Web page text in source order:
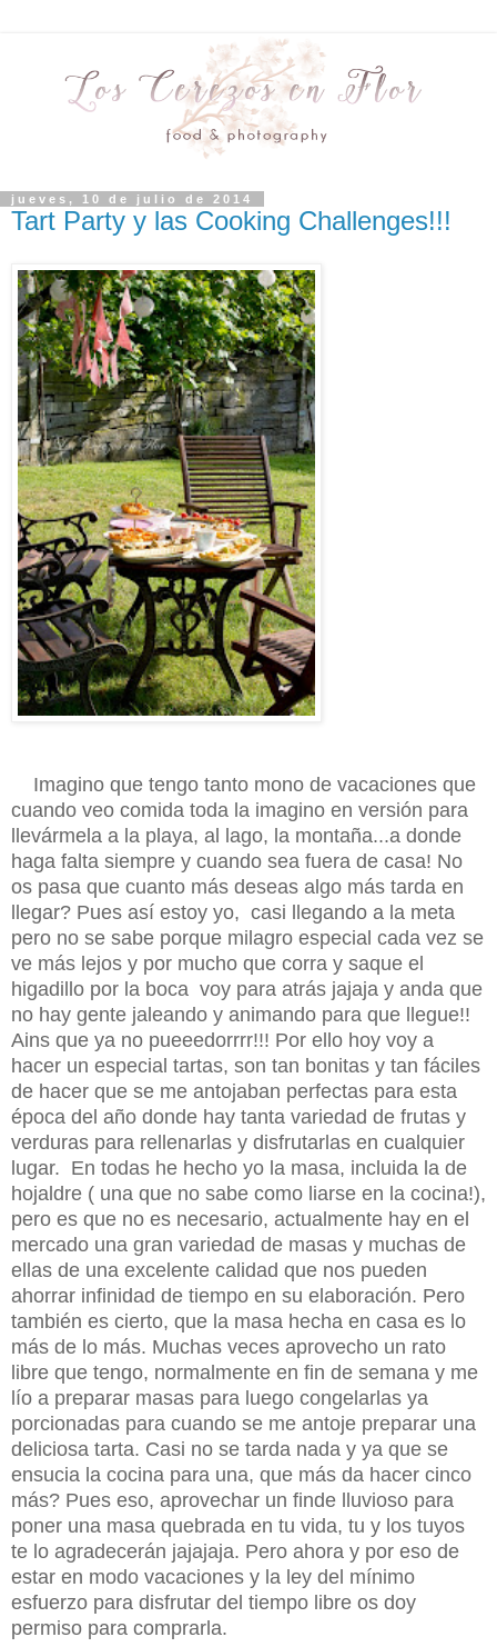
jueves, 10 de julio de 2014
Tart Party y las Cooking Challenges!!!
Imagino que tengo tanto mono de vacaciones que
cuando veo comida toda la imagino en versión para
llevármela a la playa, al lago, la montaña...a donde
haga falta siempre y cuando sea fuera de casa! No
os pasa que cuanto más deseas algo más tarda en
llegar? Pues así estoy yo, casi llegando a la meta
pero no se sabe porque milagro especial cada vez se
ve más lejos y por mucho que corra y saque el
higadillo por la boca voy para atrás jajaja y anda que
no hay gente jaleando y animando para que llegue!!
Ains que ya no pueeedorrrr!!! Por ello hoy voy a
hacer un especial tartas, son tan bonitas y tan fáciles
de hacer que se me antojaban perfectas para esta
época del año donde hay tanta variedad de frutas y
verduras para rellenarlas y disfrutarlas en cualquier
lugar. En todas he hecho yo la masa, incluida la de
hojaldre ( una que no sabe como liarse en la cocina!),
pero es que no es necesario, actualmente hay en el
mercado una gran variedad de masas y muchas de
ellas de una excelente calidad que nos pueden
ahorrar infinidad de tiempo en su elaboración. Pero
también es cierto, que la masa hecha en casa es lo
más de lo más. Muchas veces aprovecho un rato
libre que tengo, normalmente en fin de semana y me
lío a preparar masas para luego congelarlas ya
porcionadas para cuando se me antoje preparar una
deliciosa tarta. Casi no se tarda nada y ya que se
ensucia la cocina para una, que más da hacer cinco
más? Pues eso, aprovechar un finde lluvioso para
poner una masa quebrada en tu vida, tu y los tuyos
te lo agradecerán jajajaja. Pero ahora y por eso de
estar en modo vacaciones y la ley del mínimo
esfuerzo para disfrutar del tiempo libre os doy
permiso para comprarla.